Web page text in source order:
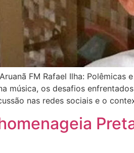
FM Rafael Ilha:
música, os desafios
nas redes sociais e o